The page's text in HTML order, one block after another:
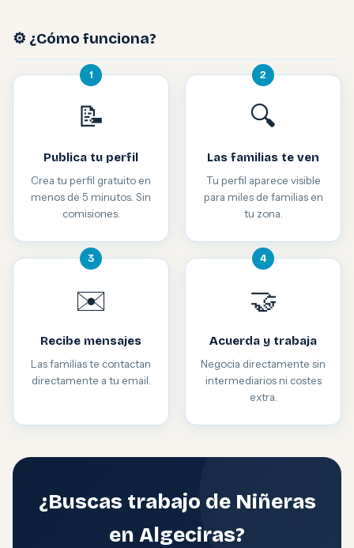
⚙️ ¿Cómo funciona?
1
📝
Publica tu perfil
Crea tu perfil gratuito en
menos de 5 minutos. Sin
comisiones.
2
🔍
Las familias te ven
Tu perfil aparece visible
para miles de familias en
tu zona.
3
✉️
Recibe mensajes
Las familias te contactan
directamente a tu email.
4
🤝
Acuerda y trabaja
Negocia directamente sin
intermediarios ni costes
extra.
¿Buscas trabajo de Niñeras
en Algeciras?